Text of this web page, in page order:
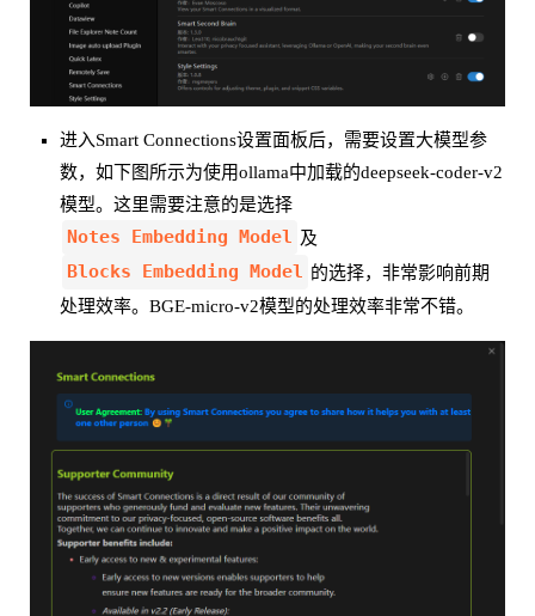
进入Smart Connections设置面板后，需要设置大模型参
数，如下图所示为使用ollama中加载的deepseek-coder-v2
模型。这里需要注意的是选择
Notes Embedding Model 及
Blocks Embedding Model 的选择，非常影响前期
处理效率。BGE-micro-v2模型的处理效率非常不错。